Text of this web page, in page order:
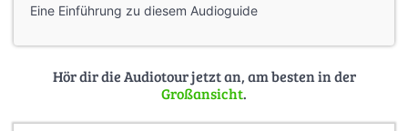
Eine Einführung zu diesem Audioguide
Hör dir die Audiotour jetzt an, am besten in der
Großansicht.